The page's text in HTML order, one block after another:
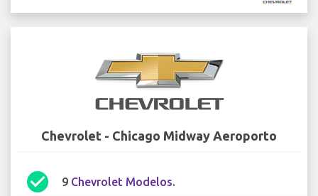
Chevrolet - Chicago Midway Aeroporto
check_circle 9 Chevrolet Modelos.